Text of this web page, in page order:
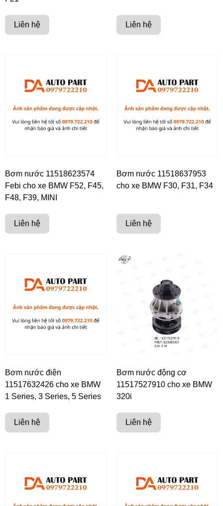
Liên hệ Liên hệ
Bơm nước 11518623574
Febi cho xe BMW F52, F45,
F48, F39, MINI
Liên hệ
Bơm nước 11518637953
cho xe BMW F30, F31, F34
Liên hệ
Bơm nước điện
11517632426 cho xe BMW
1 Series, 3 Series, 5 Series
Liên hệ
Bơm nước động cơ
11517527910 cho xe BMW
320i
Liên hệ